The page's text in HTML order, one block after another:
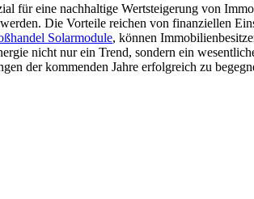
für eine nachhaltige Wertsteigerung von
Die Vorteile reichen von finanziellen
Solarmodule, können
nicht nur ein Trend, sondern ein
der kommenden Jahre erfolgreich zu